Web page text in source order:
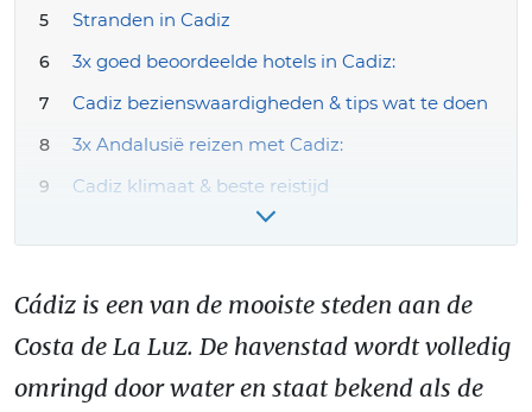
Stranden in Cadiz
3x goed beoordeelde hotels in Cadiz:
Cadiz bezienswaardigheden & tips wat te doen
3x Andalusië reizen met Cadiz:
Cadiz klimaat & beste reistijd
Reizen naar Cadiz: hoe kom je er?
Cadiz vakantie boeken – onze tips!
Cádiz is een van de mooiste steden aan de
Costa de La Luz. De havenstad wordt volledig
omringd door water en staat bekend als de